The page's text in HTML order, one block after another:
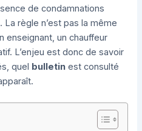
de condamnations
règle n’est pas la même
enseignant, un chauffeur
L’enjeu est donc de savoir
quel bulletin est consulté